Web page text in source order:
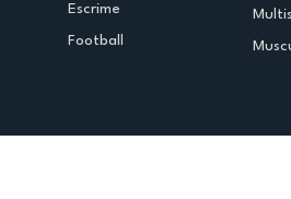
Escrime
Football